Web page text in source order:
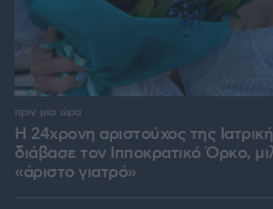
Η 24χρονη αριστούχος της
διάβασε τον Ιπποκρατικό Όρκο,
«άριστο γιατρό»
πριν μία ώρα